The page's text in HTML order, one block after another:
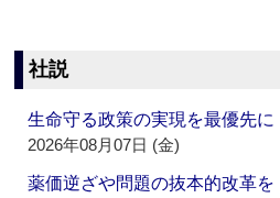
社説
生命守る政策の実現を最優先に
2026年08月07日 (金)
薬価逆ざや問題の抜本的改革を